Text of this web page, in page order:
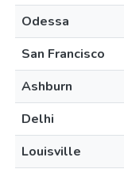
Odessa
San Francisco
Ashburn
Delhi
Louisville